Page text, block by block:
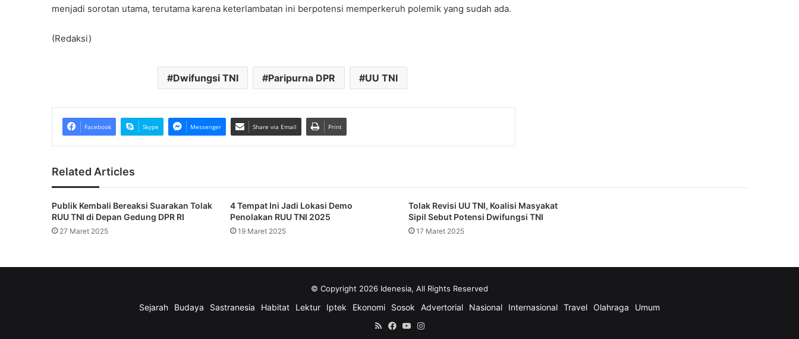
menjadi sorotan utama, terutama karena keterlambatan ini berpotensi memperkeruh polemik yang sudah ada.
(Redaksi)
Dwifungsi TNI Paripurna DPR UU TNI
Facebook Skype Messenger Share via Email Print
Related Articles
Publik Kembali Bereaksi Suarakan Tolak
RUU TNI di Depan Gedung DPR RI
27 Maret 2025
4 Tempat Ini Jadi Lokasi Demo
Penolakan RUU TNI 2025
19 Maret 2025
Tolak Revisi UU TNI, Koalisi Masyakat
Sipil Sebut Potensi Dwifungsi TNI
17 Maret 2025
© Copyright 2026 Idenesia, All Rights Reserved
Sejarah Budaya Sastranesia Habitat Lektur Iptek Ekonomi Sosok Advertorial Nasional Internasional Travel Olahraga
Umum
RSS Facebook
YouTube